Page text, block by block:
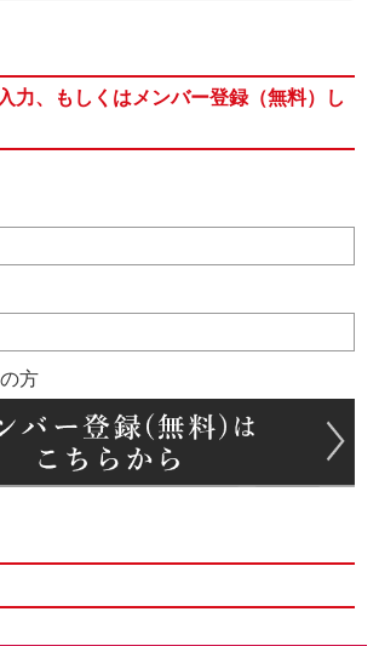
力、もしくはメンバー登録（無料）し
方